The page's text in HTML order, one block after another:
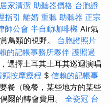
居家清潔 助聽器價格 台胞證
指引 離婚 重聽 助聽器 正宗
師公會 半自動咖啡機 Air氣
鳥類的視野。 台胞證照片
的記帳事務所夥伴 護照過
選擇土耳其土耳其巡迴演唱
頸按摩療程 $ 信賴的記帳事
餐（晚餐，某些地方的某些
爾的轉會費用。 全瓷冠 台